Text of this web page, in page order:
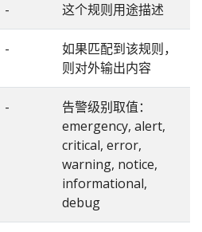
- 这个规则用途描述
-
如果匹配到该规则，
则对外输出内容
-
告警级别取值：
emergency, alert,
critical, error,
warning, notice,
informational,
debug